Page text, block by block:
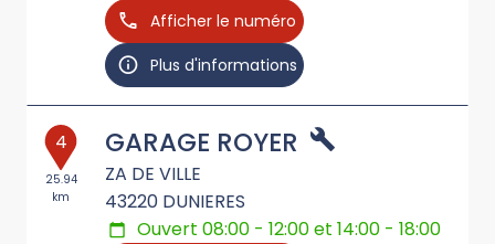
Afficher le numéro
Plus d'informations
4
25.94
km
GARAGE ROYER
ZA DE VILLE
43220 DUNIERES
Ouvert 08:00 - 12:00 et 14:00 - 18:00